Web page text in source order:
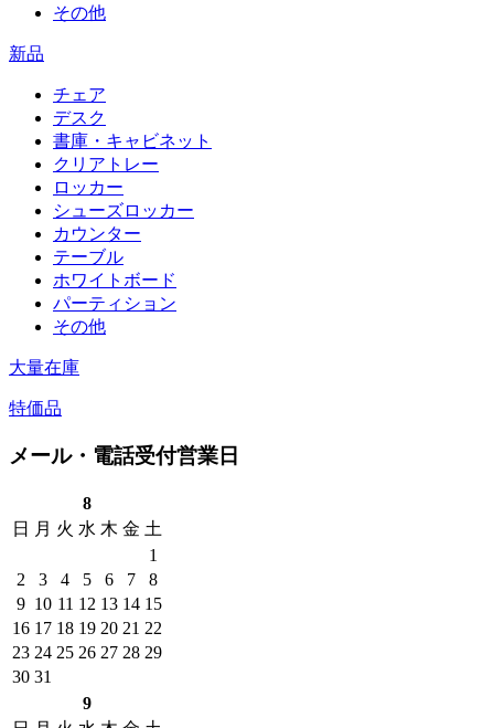
その他
新品
チェア
デスク
書庫・キャビネット
クリアトレー
ロッカー
シューズロッカー
カウンター
テーブル
ホワイトボード
パーティション
その他
大量在庫
特価品
メール・電話受付営業日
8
日
月 火 水 木 金 土
1
2
3 4 5 6 7
8
9 10 11 12 13 14 15
16 17 18 19 20 21 22
23 24 25 26 27 28 29
30 31
9